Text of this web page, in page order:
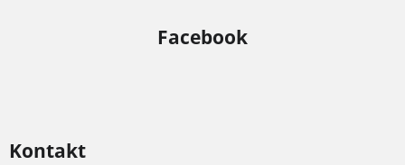
y
Kontakt
Facebook